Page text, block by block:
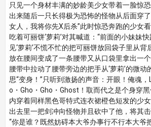
只见一个身材丰满的妙龄美少女带着一脸惊
出来随后一只长得极为恐怖的怪物从后面穿
女人，我将你先X后杀”此时惊恐奔跑的少女
吃着可丽饼‘萝莉’对其喊道：“前面的小妹妹
见‘萝莉’不慌不忙的把可丽饼放回袋子里从
放在腰间变成了一条腰带又从口袋里拿出一
腰带中拉动了腰带旁边的把手从‘萝莉’的微
思“变身！”只听到激扬的声音：开眼！俺魂
o・Gho・Gho・Ghost！取而代之是个身穿
内穿着同样黑色哥特式连衣裙橙色短发的少
出去里一把剑冲向怪物并且砍中了他，将其击
“你是谁？既然妨碍本大爷办事行不行本大爷